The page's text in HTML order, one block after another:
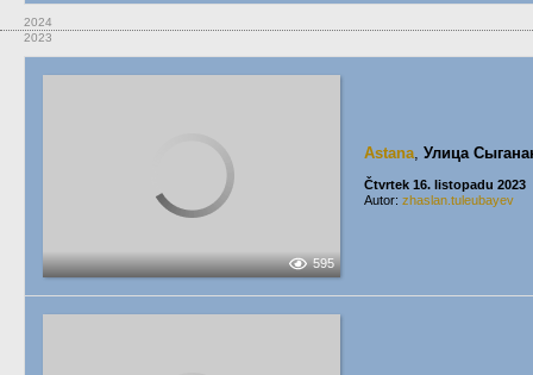
2024
2023
595
Astana, Улица
Čtvrtek 16. listopadu 2023
Autor: zhaslan.tuleubayev